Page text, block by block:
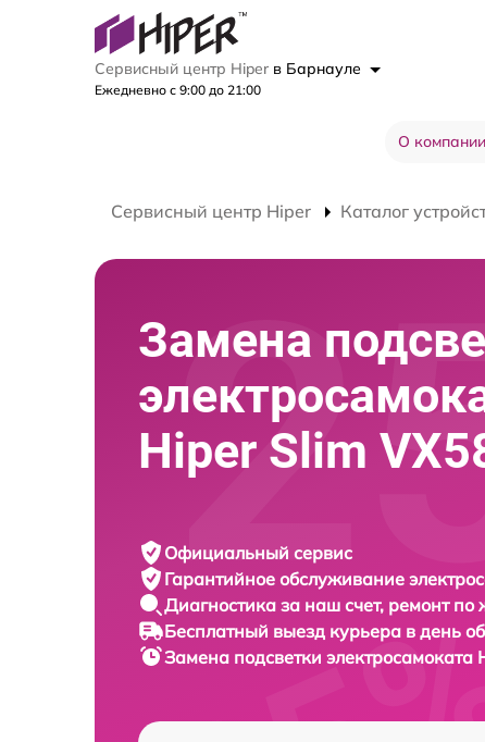
Сервисный центр Hiper в Барнауле
Ежедневно с 9:00 до 21:00
О компании
Сервисный центр Hiper Каталог
Замена
Hiper Slim
Официальный сервис
Гарантийное обслуживание
Диагностика за наш счет, ремонт по
Бесплатный выезд курьера в день
Замена подсветки электросамоката